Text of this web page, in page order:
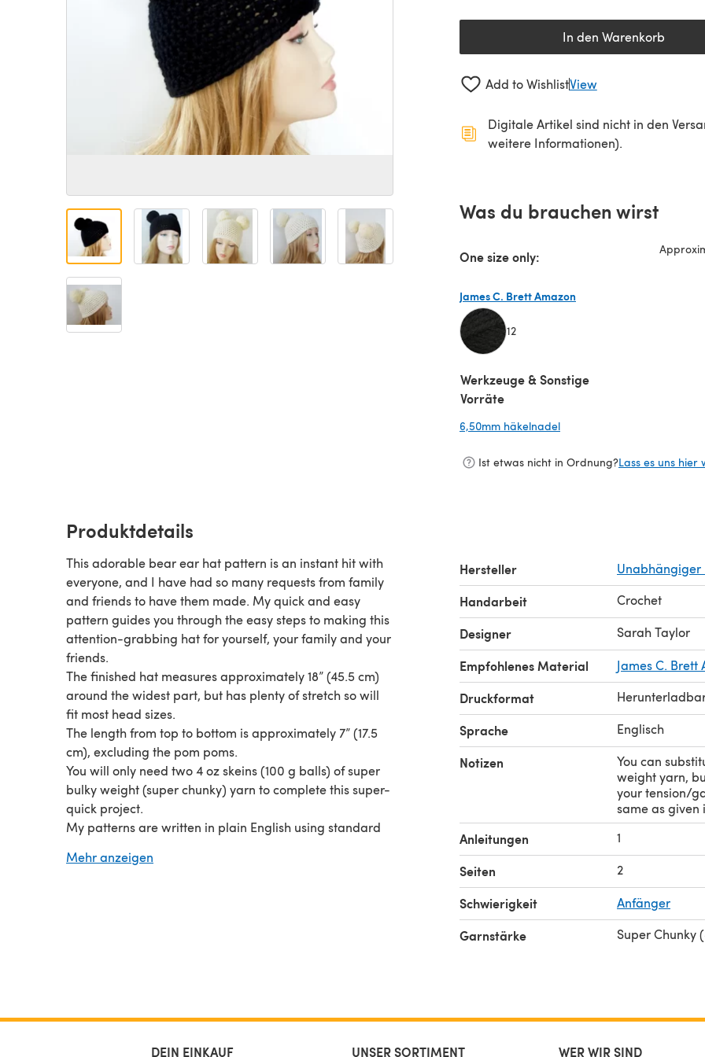
In den Warenkorb
Add to WishlistView
Digitale Artikel sind nicht in den
weitere Informationen).
Was du brauchen wirst
One size only:
James C. Brett Amazon
12
Werkzeuge & Sonstige
Vorräte
6,50mm häkelnadel
Ist etwas nicht in Ordnung?Lass es uns hier
Produktdetails
This adorable bear ear hat pattern is an instant hit with
everyone, and I have had so many requests from family
and friends to have them made. My quick and easy
pattern guides you through the easy steps to making this
attention-grabbing hat for yourself, your family and your
friends.
The finished hat measures approximately 18” (45.5 cm)
around the widest part, but has plenty of stretch so will
fit most head sizes.
The length from top to bottom is approximately 7” (17.5
cm), excluding the pom poms.
You will only need two 4 oz skeins (100 g balls) of super
bulky weight (super chunky) yarn to complete this super-
quick project.
My patterns are written in plain English using standard
are a newbie crocheter or you have many years of
Mehr anzeigen
Hersteller Unabhängiger
Handarbeit Crochet
Designer Sarah Taylor
Empfohlenes Material James C. Brett
Druckformat
Sprache Englisch
Notizen
You can
weight yarn,
your tension/
same as given
Anleitungen 1
Seiten 2
Schwierigkeit Anfänger
Garnstärke Super Chunky
DEIN EINKAUF UNSER SORTIMENT WER WIR SIND